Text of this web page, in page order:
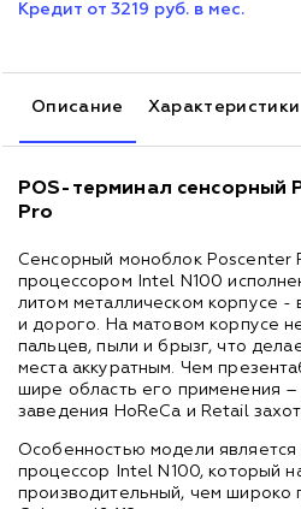
Кредит от 3219 руб. в мес.
Описание Характеристики
POS-терминал сенсорный
Pro
Сенсорный моноблок Poscenter
процессором Intel N100
литом металлическом корпусе -
и дорого. На матовом корпусе
пальцев, пыли и брызг, что
места аккуратным. Чем
шире область его применения
заведения HoReCa и Retail
Особенностью модели
процессор Intel N100, который
производительный, чем